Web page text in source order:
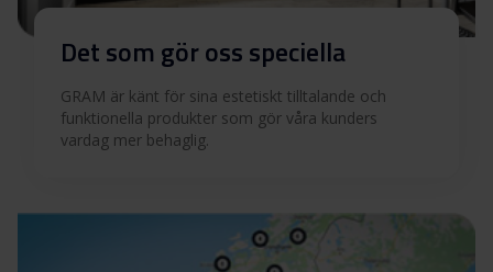
Det som gör oss speciella
GRAM är känt för sina estetiskt tilltalande och
funktionella produkter som gör våra kunders
vardag mer behaglig.